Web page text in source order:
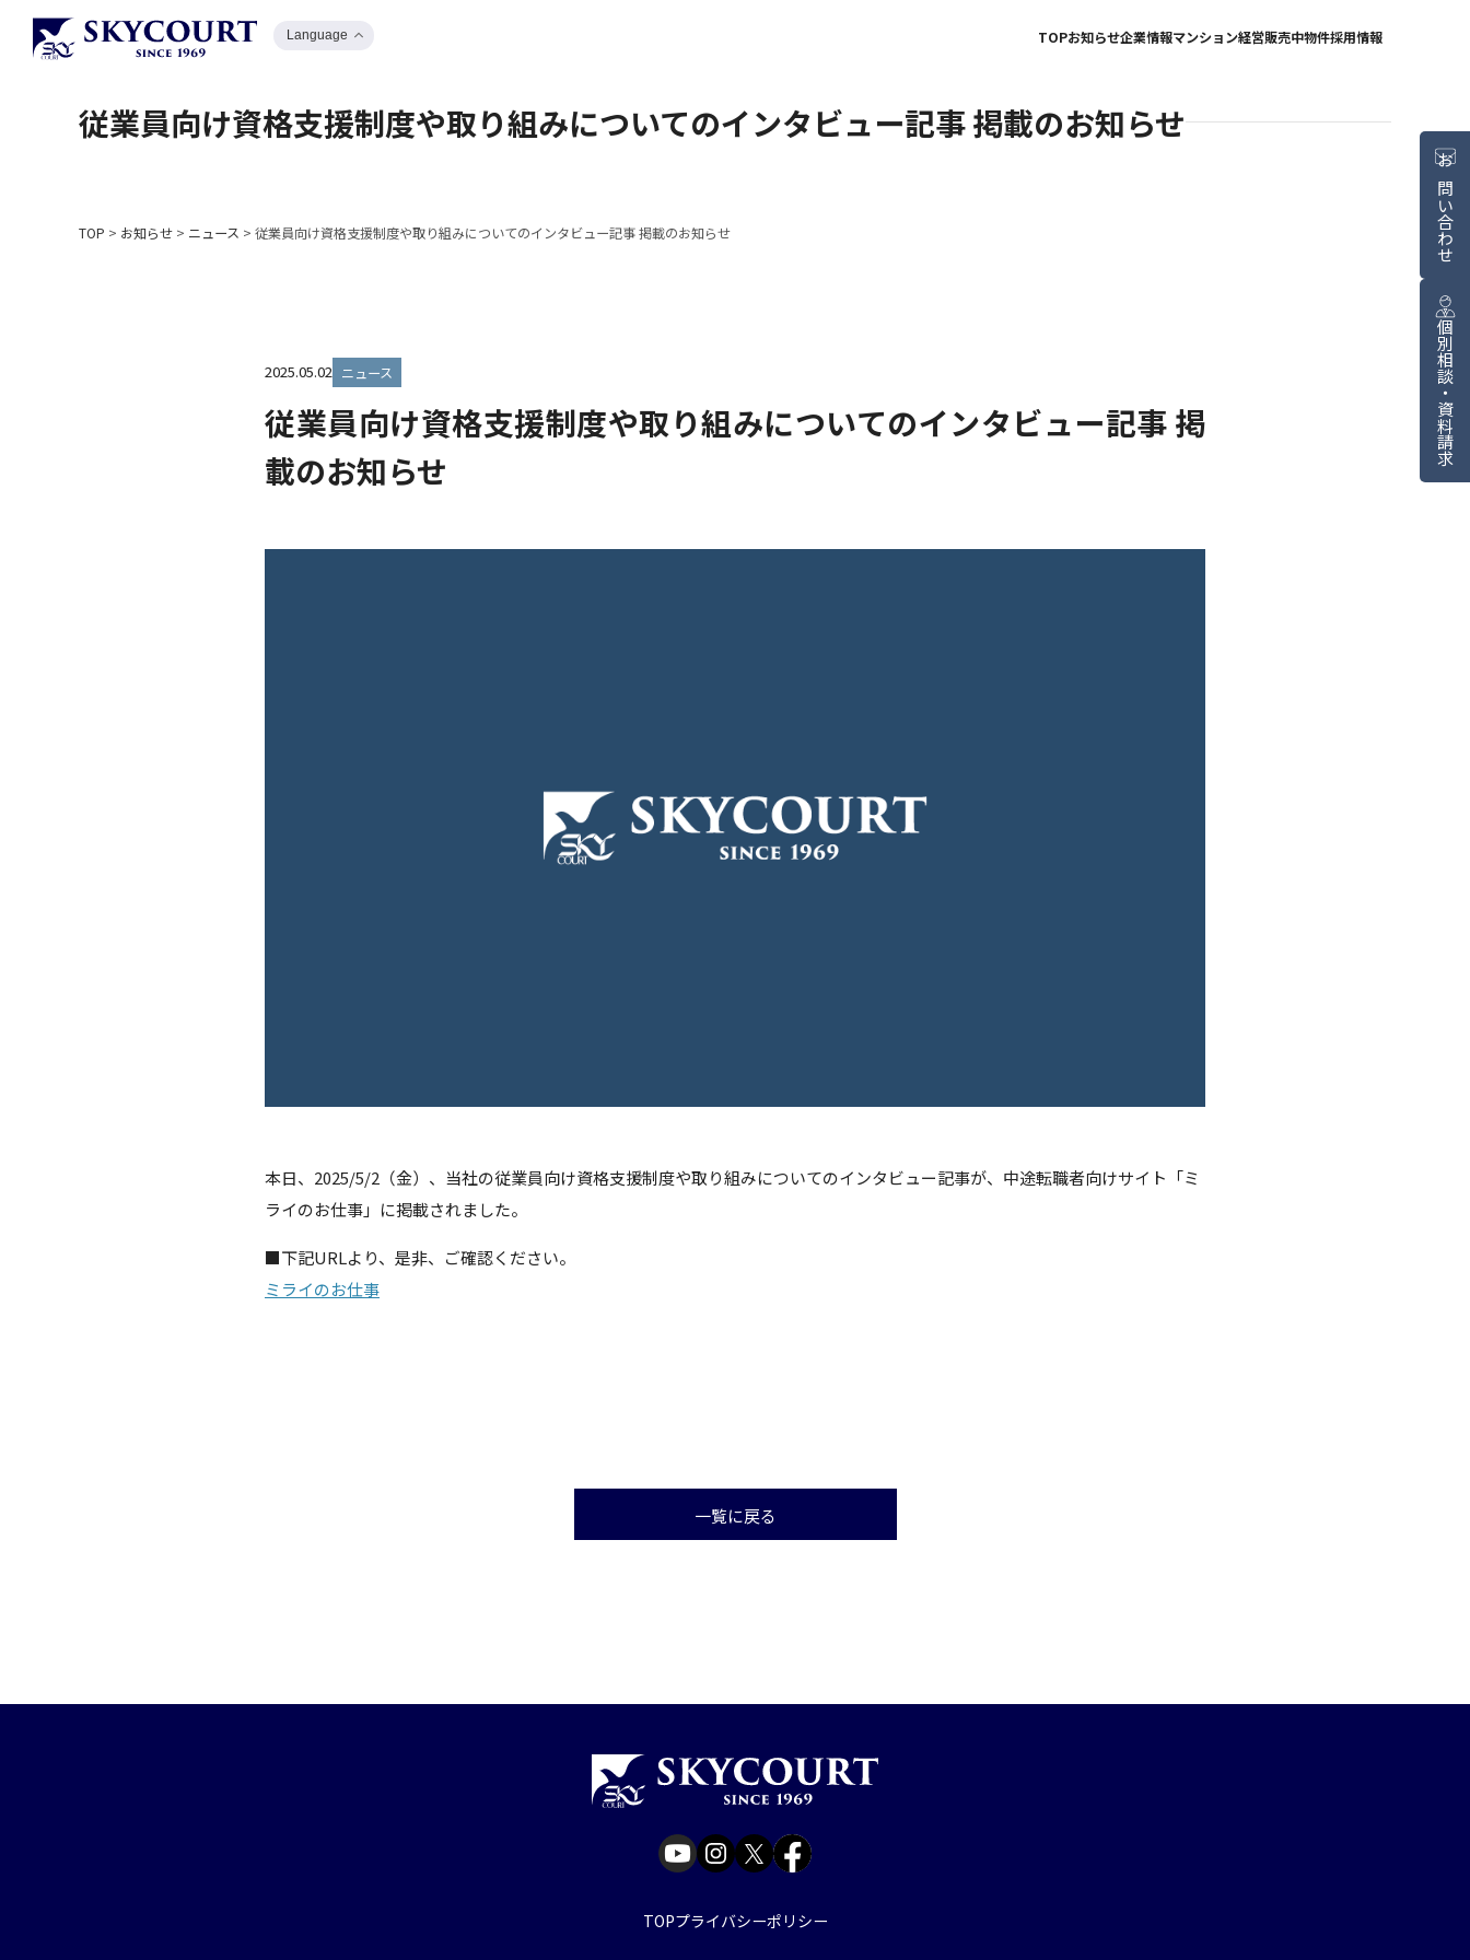
Language TOPお知らせ企業情報マンション経営販売中物件採用情報
従業員向け資格支援制度や取り組みについてのインタビュー記事 掲載のお知らせ
TOP > お知らせ > ニュース > 従業員向け資格支援制度や取り組みについてのインタビュー記事 掲載のお知らせ お問い合わせ
個別相談・資料請求
2025.05.02 ニュース
従業員向け資格支援制度や取り組みについてのインタビュー記事 掲
載のお知らせ
本日、2025/5/2（金）、当社の従業員向け資格支援制度や取り組みについてのインタビュー記事が、中途転職者向けサイト「ミ
ライのお仕事」に掲載されました。
■下記URLより、是非、ご確認ください。
ミライのお仕事
一覧に戻る
TOPプライバシーポリシー